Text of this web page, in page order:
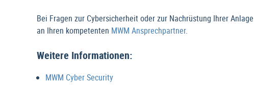
Bei Fragen zur Cybersicherheit oder zur Nachrüstung Ihrer
an Ihren kompetenten MWM Ansprechpartner.
Weitere Informationen:
MWM Cyber Security